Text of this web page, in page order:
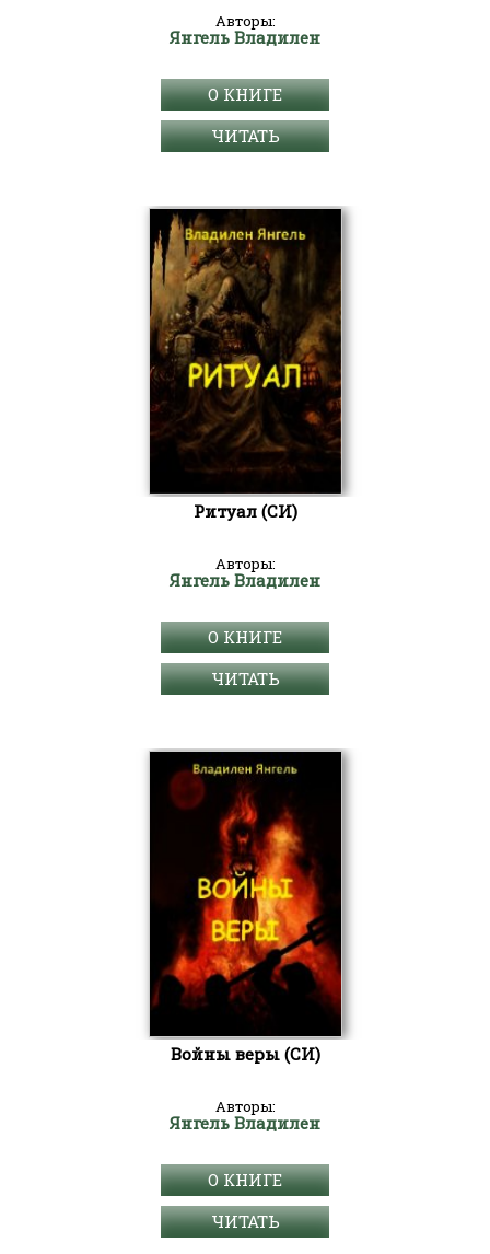
Авторы:
Янгель Владилен
О КНИГЕ
ЧИТАТЬ
Ритуал (СИ)
Авторы:
Янгель Владилен
О КНИГЕ
ЧИТАТЬ
Войны веры (СИ)
Авторы:
Янгель Владилен
О КНИГЕ
ЧИТАТЬ